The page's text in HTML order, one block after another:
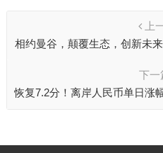
上
相约曼谷，颠覆生态，创新未
下一
恢复7.2分！离岸人民币单日涨